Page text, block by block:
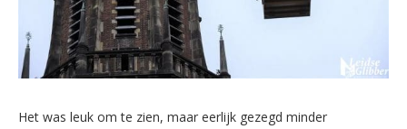
Het was leuk om te zien, maar eerlijk gezegd minder